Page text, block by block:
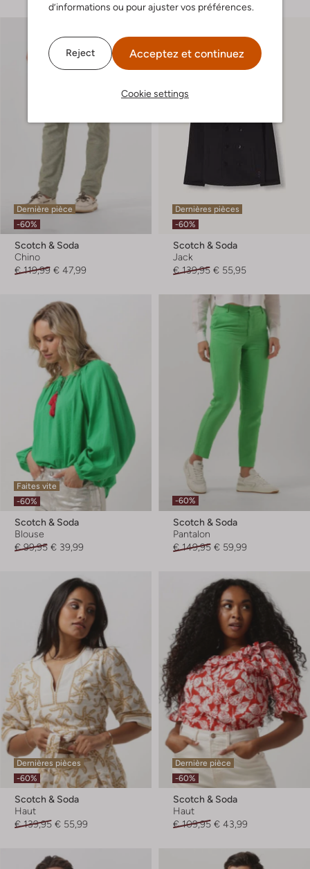
d’informations ou pour ajuster vos préférences.
Reject Acceptez et continuez
Cookie settings
Dernière pièce
-60%
Scotch & Soda
Chino
€ 119,99 € 47,99
Dernières pièces
-60%
Scotch & Soda
Jack
€ 139,95 € 55,95
Faites vite
-60%
Scotch & Soda
Blouse
€ 99,95 € 39,99
-60%
Scotch & Soda
Pantalon
€ 149,95 € 59,99
Dernières pièces
-60%
Scotch & Soda
Haut
€ 139,95 € 55,99
Dernière pièce
-60%
Scotch & Soda
Haut
€ 109,95 € 43,99